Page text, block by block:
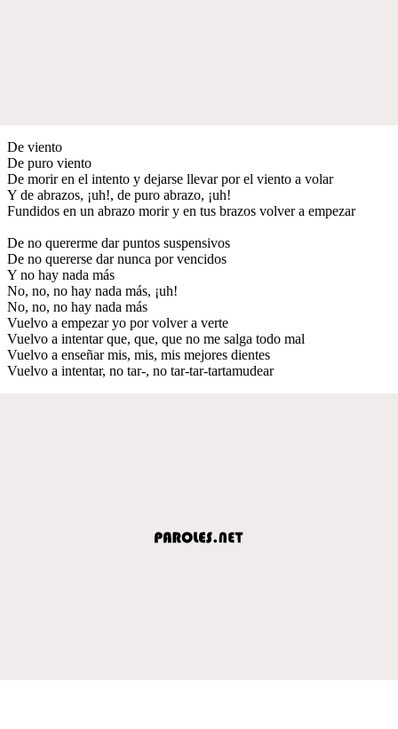
De viento
De puro viento
De morir en el intento y dejarse llevar por el viento a volar
Y de abrazos, ¡uh!, de puro abrazo, ¡uh!
Fundidos en un abrazo morir y en tus brazos volver a empezar
De no quererme dar puntos suspensivos
De no quererse dar nunca por vencidos
Y no hay nada más
No, no, no hay nada más, ¡uh!
No, no, no hay nada más
Vuelvo a empezar yo por volver a verte
Vuelvo a intentar que, que, que no me salga todo mal
Vuelvo a enseñar mis, mis, mis mejores dientes
Vuelvo a intentar, no tar-, no tar-tar-tartamudear